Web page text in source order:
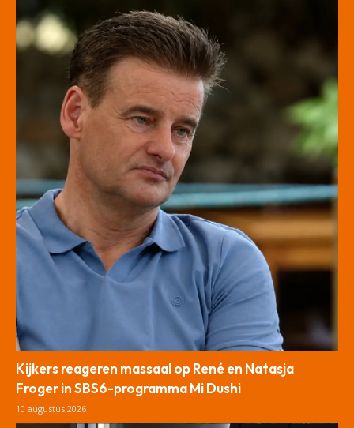
Kijkers reageren massaal op René en Natasja
Froger in SBS6-programma Mi Dushi
10 augustus 2026